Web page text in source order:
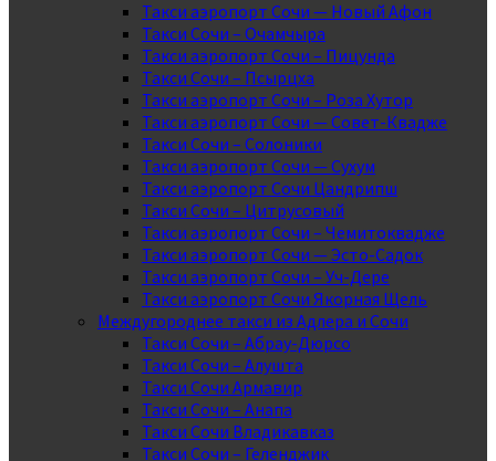
Такси аэропорт Сочи — Новый Афон
Такси Сочи – Очамчыра
Такси аэропорт Сочи – Пицунда
Такси Сочи – Псырцха
Такси аэропорт Сочи – Роза Хутор
Такси аэропорт Сочи — Совет-Квадже
Такси Сочи – Солоники
Такси аэропорт Сочи — Сухум
Такси аэропорт Сочи Цандрипш
Такси Сочи – Цитрусовый
Такси аэропорт Сочи – Чемитоквадже
Такси аэропорт Сочи — Эсто-Садок
Такси аэропорт Сочи – Уч-Дере
Такси аэропорт Сочи Якорная Щель
Междугороднее такси из Адлера и Сочи
Такси Сочи – Абрау-Дюрсо
Такси Сочи – Алушта
Такси Сочи Армавир
Такси Сочи – Анапа
Такси Сочи Владикавказ
Такси Сочи – Геленджик